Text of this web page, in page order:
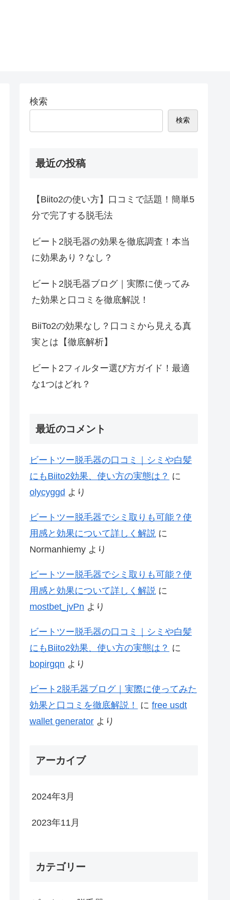
検索
検索
最近の投稿
【Biito2の使い方】口コミで話題！簡単5
分で完了する脱毛法
ビート2脱毛器の効果を徹底調査！本当
に効果あり？なし？
ビート2脱毛器ブログ｜実際に使ってみ
た効果と口コミを徹底解説！
BiiTo2の効果なし？口コミから見える真
実とは【徹底解析】
ビート2フィルター選び方ガイド！最適
な1つはどれ？
最近のコメント
ビートツー脱毛器の口コミ｜シミや白髪
にもBiito2効果、使い方の実態は？ に
olycyggd より
ビートツー脱毛器でシミ取りも可能？使
用感と効果について詳しく解説 に
Normanhiemy より
ビートツー脱毛器でシミ取りも可能？使
用感と効果について詳しく解説 に
mostbet_jvPn より
ビートツー脱毛器の口コミ｜シミや白髪
にもBiito2効果、使い方の実態は？ に
bopirgqn より
ビート2脱毛器ブログ｜実際に使ってみた
効果と口コミを徹底解説！
に free usdt
wallet generator より
アーカイブ
2024年3月
2023年11月
カテゴリー